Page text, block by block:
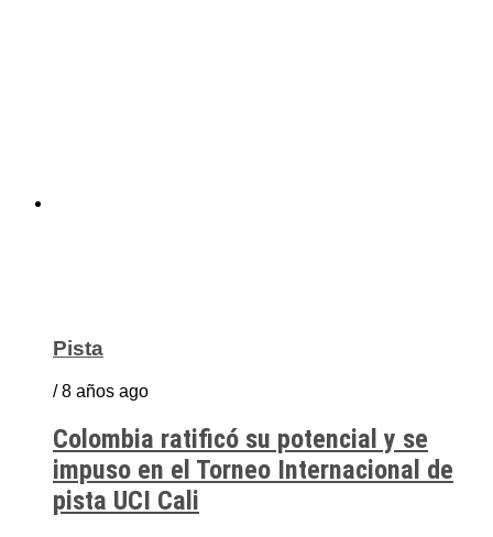
Pista
/ 8 años ago
Colombia ratificó su potencial y se
impuso en el Torneo Internacional de
pista UCI Cali